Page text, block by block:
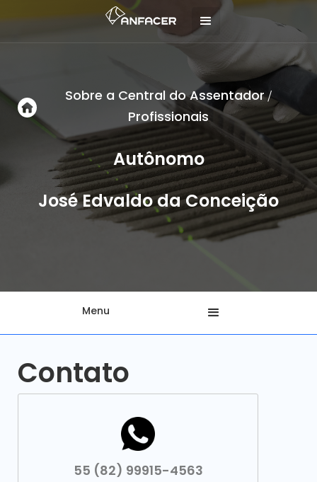
Sobre a Central do Assentador/
Profissionais
Autônomo
José Edvaldo da Conceição
Menu
Contato
55 (82) 99915-4563